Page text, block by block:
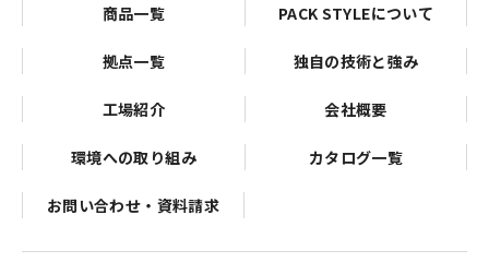
商品一覧 PACK STYLEについて
拠点一覧 独自の技術と強み
工場紹介 会社概要
環境への取り組み カタログ一覧
お問い合わせ・資料請求